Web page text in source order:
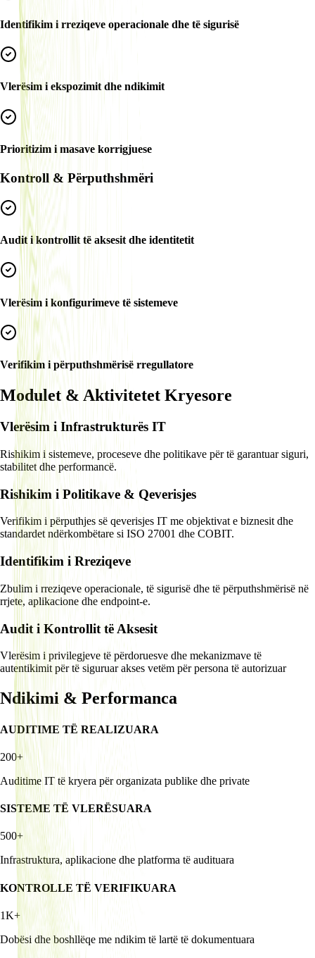
Identifikim i rreziqeve operacionale dhe të sigurisë
Vlerësim i ekspozimit dhe ndikimit
Prioritizim i masave korrigjuese
Kontroll & Përputhshmëri
Audit i kontrollit të aksesit dhe identitetit
Vlerësim i konfigurimeve të sistemeve
Verifikim i përputhshmërisë rregullatore
Modulet & Aktivitetet Kryesore
Vlerësim i Infrastrukturës IT
Rishikim i sistemeve, proceseve dhe politikave për të garantuar siguri,
stabilitet dhe performancë.
Rishikim i Politikave & Qeverisjes
Verifikim i përputhjes së qeverisjes IT me objektivat e biznesit dhe
standardet ndërkombëtare si ISO 27001 dhe COBIT.
Identifikim i Rreziqeve
Zbulim i rreziqeve operacionale, të sigurisë dhe të përputhshmërisë në
rrjete, aplikacione dhe endpoint-e.
Audit i Kontrollit të Aksesit
Vlerësim i privilegjeve të përdoruesve dhe mekanizmave të
autentikimit për të siguruar akses vetëm për persona të autorizuar
Ndikimi & Performanca
AUDITIME TË REALIZUARA
200+
Auditime IT të kryera për organizata publike dhe private
SISTEME TË VLERËSUARA
500+
Infrastruktura, aplikacione dhe platforma të audituara
KONTROLLE TË VERIFIKUARA
1K+
Dobësi dhe boshllëqe me ndikim të lartë të dokumentuara